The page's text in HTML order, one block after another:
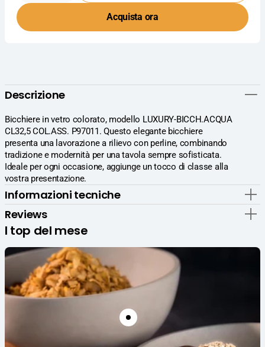
la
per
Acqua
32.5
-
Vetro
Colorato
in
Pasta
Con
Lavorazione
a
Rilievo
e
Perline
Set
Pz
la
Acqua
-
Vetro
Colorato
in
Pasta
Con
Lavorazione
a
Perline
Set
6
Pz
Acquista ora
Descrizione
Bicchiere in vetro colorato, modello LUXURY-BICCH.ACQUA
CL32,5 COL.ASS. P97011. Questo elegante bicchiere
presenta una lavorazione a rilievo con perline, combinando
tradizione e modernità per una tavola sempre sofisticata.
Ideale per ogni occasione, aggiunge un tocco di classe alla
vostra presentazione.
Informazioni tecniche
Reviews
I top del mese